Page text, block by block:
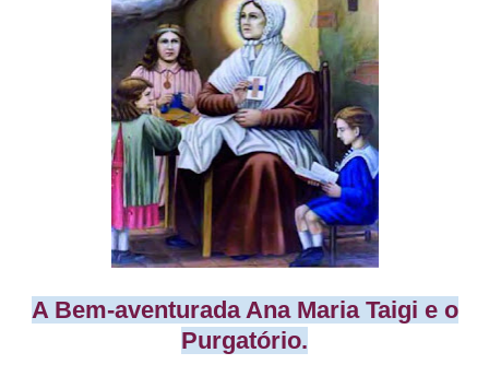
A Bem-aventurada Ana Maria Taigi e o
Purgatório.